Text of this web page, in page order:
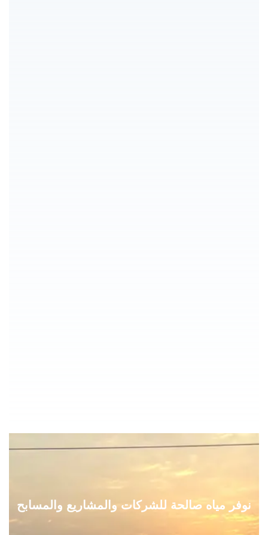
نوفر مياه صالحة للشركات والمشاريع والمسابح